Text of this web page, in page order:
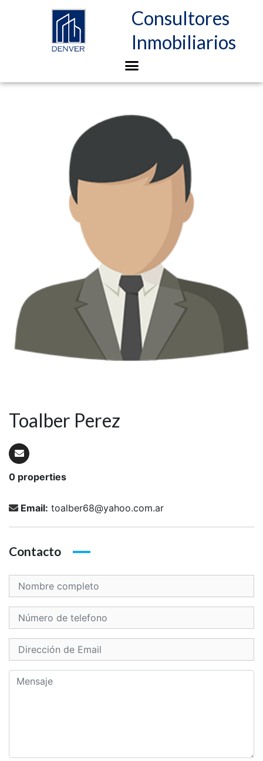
Consultores
Inmobiliarios
Toalber Perez
0 properties
Email: toalber68@yahoo.com.ar
Contacto